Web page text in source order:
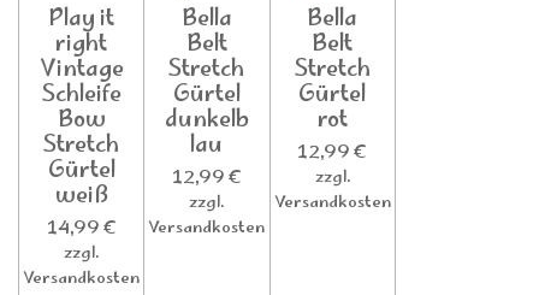
Play it
right
Vintage
Schleife
Bow
Stretch
Gürtel
weiß
14,99 €
zzgl.
Versandkosten
Bella
Belt
Stretch
Gürtel
dunkelb
lau
12,99 €
zzgl.
Versandkosten
Bella
Belt
Stretch
Gürtel
rot
12,99 €
zzgl.
Versandkosten